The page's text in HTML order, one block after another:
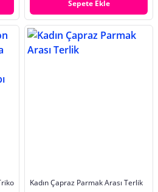
Sepete Ekle
Kadın Çapraz Parmak Arası Terlik